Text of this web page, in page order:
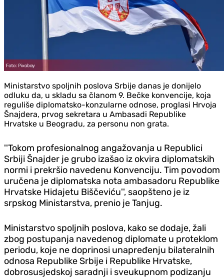
Ministarstvo spoljnih poslova Srbije danas je donijelo
odluku da, u skladu sa članom 9. Bečke konvencije, koja
reguliše diplomatsko-konzularne odnose, proglasi Hrvoja
Šnajdera, prvog sekretara u Ambasadi Republike
Hrvatske u Beogradu, za personu non grata.
''Tokom profesionalnog angažovanja u Republici
Srbiji Šnajder je grubo izašao iz okvira diplomatskih
normi i prekršio navedenu Konvenciju. Tim povodom
uručena je diplomatska nota ambasadoru Republike
Hrvatske Hidajetu Biščeviću'', saopšteno je iz
srpskog Ministarstva, prenio je Tan‌jug.
Ministarstvo spoljnih poslova, kako se dodaje, žali
zbog postupanja navedenog diplomate u proteklom
periodu, koje ne doprinosi unapređenju bilateralnih
odnosa Republike Srbije i Republike Hrvatske,
dobrosusjedskoj saradnji i sveukupnom podizanju